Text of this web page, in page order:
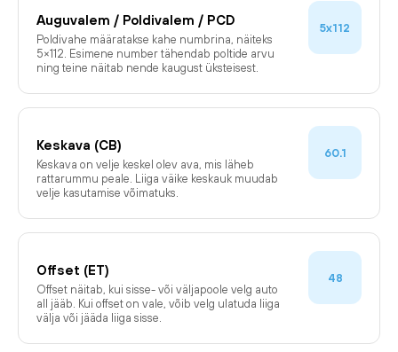
Auguvalem / Poldivalem / PCD
Poldivahe määratakse kahe numbrina, näiteks
5×112. Esimene number tähendab poltide arvu
ning teine näitab nende kaugust üksteisest.
5x112
Keskava (CB)
Keskava on velje keskel olev ava, mis läheb
rattarummu peale. Liiga väike keskauk muudab
velje kasutamise võimatuks.
60.1
Offset (ET)
Offset näitab, kui sisse- või väljapoole velg auto
all jääb. Kui offset on vale, võib velg ulatuda liiga
välja või jääda liiga sisse.
48